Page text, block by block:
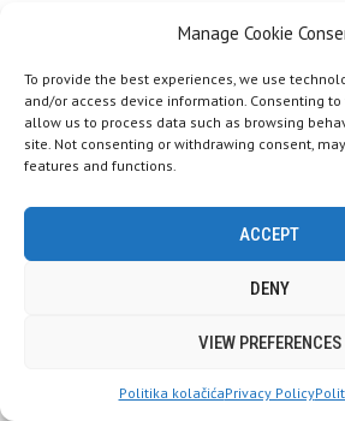
Manage Cookie
To provide the best experiences, we use
and/or access device information. Consenting
allow us to process data such as browsing
site. Not consenting or withdrawing consent,
features and functions.
ACCEPT
DENY
VIEW PREFERENCES
Politika kolačićaPrivacy Policy
Nakon toga, bacio sam se na pregovore s
odlučio da bi nas potencijalno mogao
dijeliti i s njom. Amro mi se činio kao kul
Ove web stranice koriste kolačiće
Pročitaj više